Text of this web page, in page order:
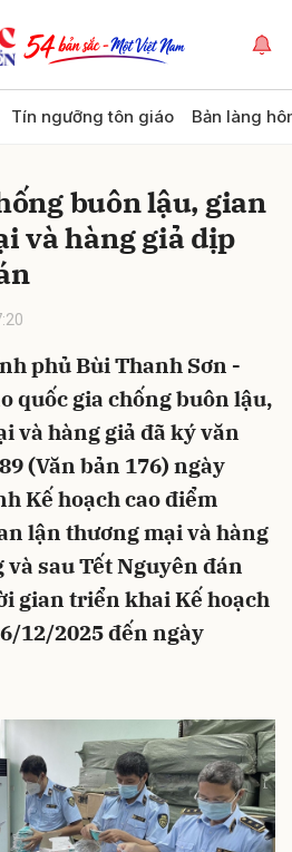
Tín ngưỡng tôn giáo Bản làng
buôn lậu, gian
và hàng giả dịp
phủ Bùi Thanh Sơn -
quốc gia chống buôn lậu,
và hàng giả đã ký văn
(Văn bản 176) ngày
Kế hoạch cao điểm
lận thương mại và hàng
sau Tết Nguyên đán
gian triển khai Kế hoạch
12/2025 đến ngày